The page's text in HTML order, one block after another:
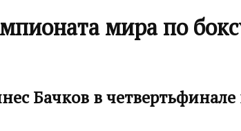
мира по
Бачков в четвертьфинале